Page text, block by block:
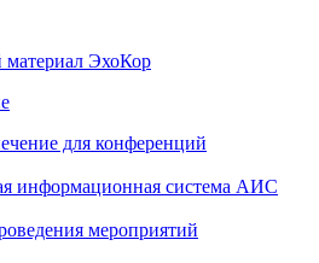
ЭхоКор
для конференций
информационная система АИС
мероприятий